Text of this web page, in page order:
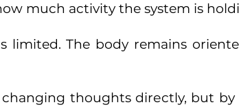
much activity the system is
limited. The body remains
thoughts directly, but